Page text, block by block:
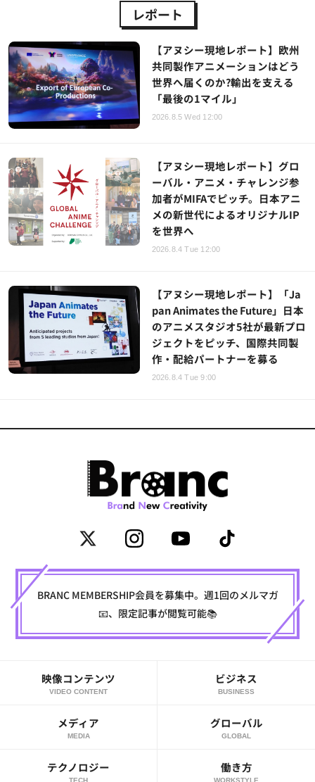
レポート
【アヌシー現地レポート】欧州
共同製作アニメーションはどう
世界へ届くのか?輸出を支える
「最後の1マイル」
2026.8.5 Wed 12:00
【アヌシー現地レポート】グロ
ーバル・アニメ・チャレンジ参
加者がMIFAでピッチ。日本アニ
メの新世代によるオリジナルIP
を世界へ
2026.8.4 Tue 12:00
【アヌシー現地レポート】「Ja
pan Animates the Future」日本
のアニメスタジオ5社が最新プロ
ジェクトをピッチ、国際共同製
作・配給パートナーを募る
2026.8.4 Tue 9:00
BRANC MEMBERSHIP会員を募集中。週1回のメルマガ
📧、限定記事が閲覧可能📚
映像コンテンツ
VIDEO CONTENT
ビジネス
BUSINESS
メディア
MEDIA
グローバル
GLOBAL
テクノロジー
TECH
働き方
WORKSTYLE